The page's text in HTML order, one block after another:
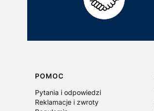
Linki w stopce
POMOC
Pytania i odpowiedzi
Reklamacje i zwroty